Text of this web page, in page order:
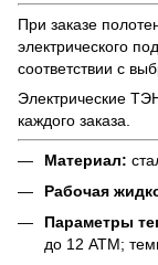
При заказе
электрического
соответствии с
Электрические
каждого заказа.
Материал:
Рабочая
Параметры
до 12 АТМ;